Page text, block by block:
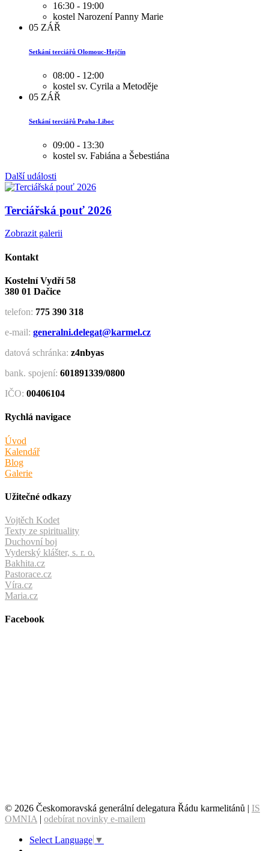
16:30 - 19:00
kostel Narození Panny Marie
05 ZÁŘ
Setkání terciářů Olomouc-Hejčín
08:00 - 12:00
kostel sv. Cyrila a Metoděje
05 ZÁŘ
Setkání terciářů Praha-Liboc
09:00 - 13:30
kostel sv. Fabiána a Šebestiána
Další události
Terciářská pouť 2026
Zobrazit galerii
Kontakt
Kostelní Vydří 58
380 01 Dačice
telefon: 775 390 318
e-mail: generalni.delegat@karmel.cz
datová schránka: z4nbyas
bank. spojení: 601891339/0800
IČO: 00406104
Rychlá navigace
Úvod
Kalendář
Blog
Galerie
Užitečné odkazy
Vojtěch Kodet
Texty ze spirituality
Duchovní boj
Vyderský klášter, s. r. o.
Bakhita.cz
Pastorace.cz
Víra.cz
Maria.cz
Facebook
© 2026 Českomoravská generální delegatura Řádu karmelitánů | IS
OMNIA | odebírat novinky e-mailem
Select Language ▼